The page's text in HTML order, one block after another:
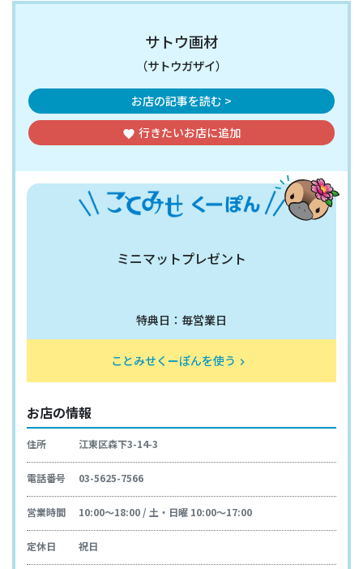
サトウ画材
（サトウガザイ）
お店の記事を読む >
favorite 行きたいお店に追加
ミニマットプレゼント
特典日：毎営業日
ことみせくーぽんを使う keyboard_arrow_right
お店の情報
住所 江東区森下3-14-3
電話番号 03-5625-7566
営業時間 10:00～18:00 / 土・日曜 10:00～17:00
定休日 祝日